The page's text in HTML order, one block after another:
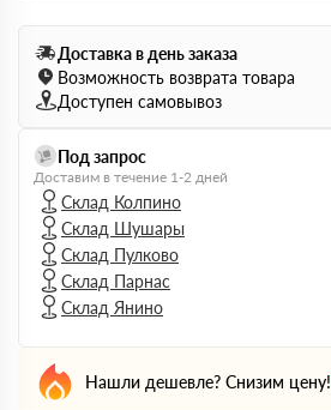
Доставка в день заказа
Возможность возврата товара
Доступен самовывоз
Под запрос
Доставим в течение 1-2 дней
Склад Колпино
Склад Шушары
Склад Пулково
Склад Парнас
Склад Янино
Нашли дешевле? Снизим цену!